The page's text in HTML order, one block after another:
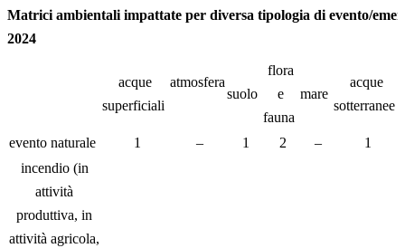
Matrici ambientali impattate per diversa tipologia di evento/
2024
acque
superficiali
atmosfera
suolo
flora
e
fauna
mare
acque
sotterranee
evento naturale 1 – 1 2 –
1
incendio (in
attività
produttiva, in
attività agricola,